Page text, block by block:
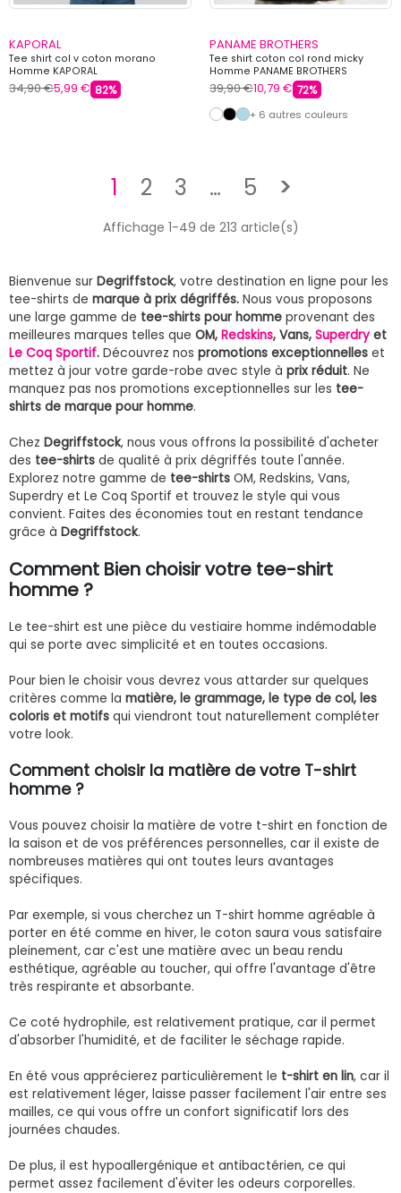
KAPORAL
Tee shirt col v coton morano
Homme KAPORAL
34,90 €5,99 € 82%
PANAME BROTHERS
Tee shirt coton col rond micky
Homme PANAME BROTHERS
39,90 €10,79 € 72%
+ 6 autres couleurs
1 2 3 … 5 >Suivant
Affichage 1-49 de 213 article(s)
Bienvenue sur Degriffstock, votre destination en ligne pour les
tee-shirts de marque à prix dégriffés. Nous vous proposons
une large gamme de tee-shirts pour homme provenant des
meilleures marques telles que OM, Redskins, Vans, Superdry et
Le Coq Sportif. Découvrez nos promotions exceptionnelles et
mettez à jour votre garde-robe avec style à prix réduit. Ne
manquez pas nos promotions exceptionnelles sur les tee-
shirts de marque pour homme.
Chez Degriffstock, nous vous offrons la possibilité d'acheter
des tee-shirts de qualité à prix dégriffés toute l'année.
Explorez notre gamme de tee-shirts OM, Redskins, Vans,
Superdry et Le Coq Sportif et trouvez le style qui vous
convient. Faites des économies tout en restant tendance
grâce à Degriffstock.
Comment Bien choisir votre tee-shirt
homme ?
Le tee-shirt est une pièce du vestiaire homme indémodable
qui se porte avec simplicité et en toutes occasions.
Pour bien le choisir vous devrez vous attarder sur quelques
critères comme la matière, le grammage, le type de col, les
coloris et motifs qui viendront tout naturellement compléter
votre look.
Comment choisir la matière de votre T-shirt
homme ?
Vous pouvez choisir la matière de votre t-shirt en fonction de
la saison et de vos préférences personnelles, car il existe de
nombreuses matières qui ont toutes leurs avantages
spécifiques.
Par exemple, si vous cherchez un T-shirt homme agréable à
porter en été comme en hiver, le coton saura vous satisfaire
pleinement, car c'est une matière avec un beau rendu
esthétique, agréable au toucher, qui offre l'avantage d'être
très respirante et absorbante.
Ce coté hydrophile, est relativement pratique, car il permet
d'absorber l'humidité, et de faciliter le séchage rapide.
En été vous apprécierez particulièrement le t-shirt en lin, car il
est relativement léger, laisse passer facilement l'air entre ses
mailles, ce qui vous offre un confort significatif lors des
journées chaudes.
De plus, il est hypoallergénique et antibactérien, ce qui
permet assez facilement d'éviter les odeurs corporelles.